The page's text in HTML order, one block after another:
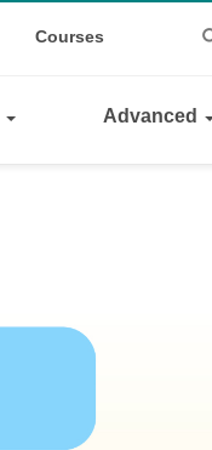
Courses
Advanced